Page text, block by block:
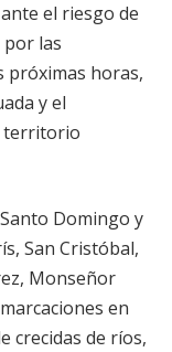
el riesgo de
las
próximas horas,
y el
territorio
Domingo y
San Cristóbal,
Monseñor
en
crecidas de ríos,